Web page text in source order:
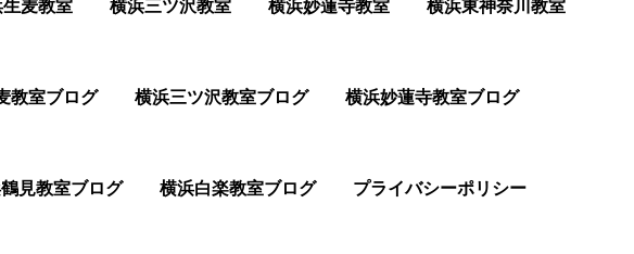
麦教室 横浜三ツ沢教室 横浜妙蓮寺教室 横浜東神奈川教室
教室ブログ 横浜三ツ沢教室ブログ 横浜妙蓮寺教室ブログ
見教室ブログ 横浜白楽教室ブログ プライバシーポリシー